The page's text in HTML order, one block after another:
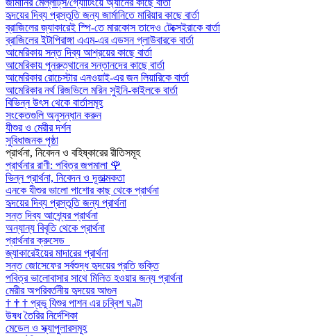
হৃদয়ের দিব্য প্রস্তুতি জন্য জার্মানিতে মারিয়ার কাছে বার্তা
ব্রাজিলের জ্যাকারেই স্পি-তে মারকোস তাদেও টেক্সেইরাকে বার্তা
ব্রাজিলের ইটাপিরাঙ্গা এএম-এর এডসন গ্লাউবারকে বার্তা
আমেরিকায় সন্ত দিব্য আশ্রয়ের কাছে বার্তা
আমেরিকায় পুনরুত্থানের সন্তানদের কাছে বার্তা
আমেরিকার রোচেস্টার এনওয়াই-এর জন লিয়ারিকে বার্তা
আমেরিকার নর্থ রিজভিলে মরিন সুইনি-কাইলকে বার্তা
বিভিন্ন উৎস থেকে বার্তাসমূহ
সংকেতগুলি অনুসন্ধান করুন
যীশুর ও মেরীর দর্শন
সুবিধাজনক পৃষ্ঠা
প্রার্থনা, নিবেদন ও বহিষ্কারের রীতিসমূহ
প্রার্থনার রাণী: পবিত্র জপমালা 🌹
ভিন্ন প্রার্থনা, নিবেদন ও দূতাত্মকতা
এনকে যীশুর ভালো পাশোর কাছ থেকে প্রার্থনা
হৃদয়ের দিব্য প্রস্তুতি জন্য প্রার্থনা
সন্ত দিব্য আশ্র্যের প্রার্থনা
অন্যান্য বিবৃতি থেকে প্রার্থনা
প্রার্থনার ক্রুসেড
জ্যাকারেইয়ের মাদারের প্রার্থনা
সন্ত জোসেফের সর্বশুদ্ধ হৃদয়ের প্রতি ভক্তি
পবিত্র ভালোবাসার সাথে মিলিত হওয়ার জন্য প্রার্থনা
মেরীর অপরিবর্তনীয় হৃদয়ের আগুন
† † † প্রভু যিশুর পাশন এর চব্বিশ ঘণ্টা
উষধ তৈরির নির্দেশিকা
মেডেল ও স্ক্যাপুলারসমূহ